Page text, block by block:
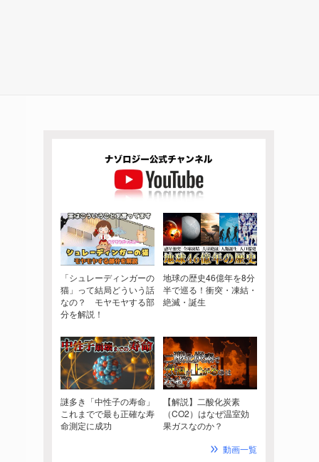
「シュレーディンガーの
猫」って結局どういう話
なの？ モヤモヤする部
分を解説！
地球の歴史46億年を8分
半で巡る！衝突・凍結・
絶滅・誕生
謎多き「中性子の寿命」
これまでで最も正確な寿
命測定に成功
【解説】二酸化炭素
（CO2）はなぜ温室効
果ガスなのか？
動画一覧